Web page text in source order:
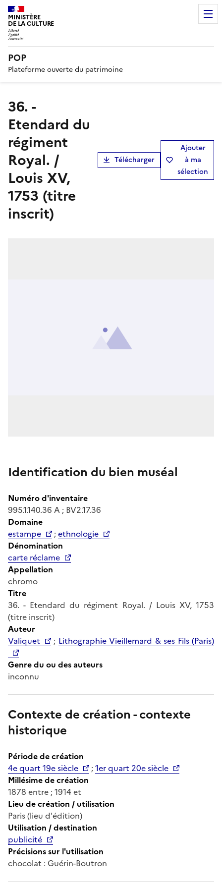
MINISTÈRE
DE LA CULTURE
POP
Plateforme ouverte du patrimoine
36. -
Etendard du
régiment
Royal. /
Louis XV,
1753 (titre
inscrit)
Télécharger
Ajouter
à ma
sélection
Identification du bien muséal
Numéro d'inventaire
995.1.140.36 A ; BV2.17.36
Domaine
estampe
;ethnologie
Dénomination
carte réclame
Appellation
chromo
Titre
36. - Etendard du régiment Royal. / Louis XV, 1753
(titre inscrit)
Auteur
Valiquet
; Lithographie Vieillemard & ses Fils (Paris)
Genre du ou des auteurs
inconnu
Contexte de création - contexte
historique
Période de création
4e quart 19e siècle
;1er quart 20e siècle
Millésime de création
1878 entre ; 1914 et
Lieu de création / utilisation
Paris (lieu d'édition)
Utilisation / destination
publicité
Précisions sur l'utilisation
chocolat : Guérin-Boutron